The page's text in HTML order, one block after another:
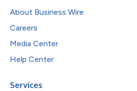
About Business Wire
Careers
Media Center
Help Center
Services